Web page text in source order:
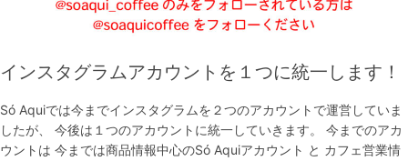
インスタグラムアカウントを１つに統一します！
Só Aquiでは今までインスタグラムを２つのアカウントで運営していま
したが、 今後は１つのアカウントに統一していきます。 今までのアカ
ウントは 今までは商品情報中心のSó Aquiアカウント と カフェ営業情